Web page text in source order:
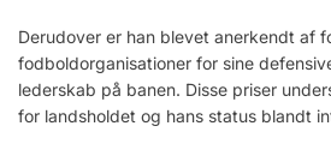
Derudover er han blevet anerkendt af
fodboldorganisationer for sine
lederskab på banen. Disse priser
for landsholdet og hans status blandt